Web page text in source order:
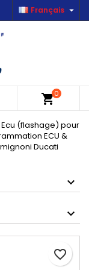
Français 
shopping_cart0
(flashage) pour
ECU &
Ducati
favorite_border
×
×
×
des produits
Connexion